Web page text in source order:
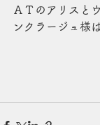
ＡＴのアリスと
ンクラージュ様